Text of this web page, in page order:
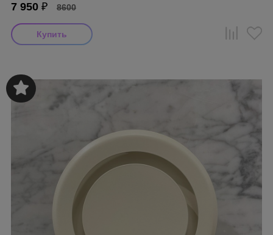
7 950 ₽ 8600